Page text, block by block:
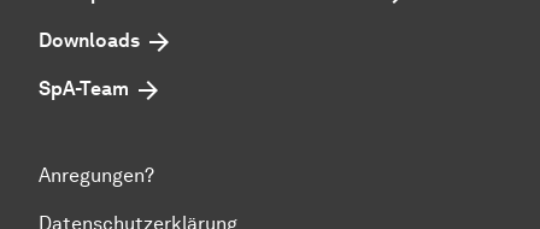
Downloads
SpA-Team
Anregungen?
Datenschutzerklärung